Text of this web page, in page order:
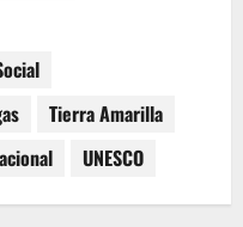
Tierra Amarilla
UNESCO